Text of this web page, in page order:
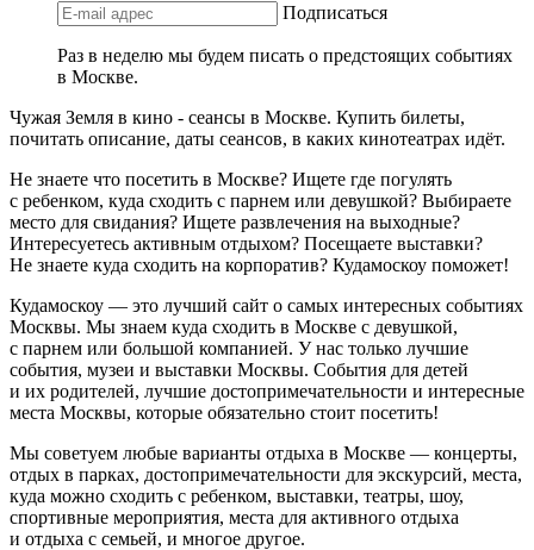
Подписаться
Раз в неделю мы будем писать о предстоящих событиях
в Москве.
Чужая Земля в кино - сеансы в Москве. Купить билеты,
почитать описание, даты сеансов, в каких кинотеатрах идёт.
Не знаете что посетить в Москве? Ищете где погулять
с ребенком, куда сходить с парнем или девушкой? Выбираете
место для свидания? Ищете развлечения на выходные?
Интересуетесь активным отдыхом? Посещаете выставки?
Не знаете куда сходить на корпоратив? Кудамоскоу поможет!
Кудамоскоу — это лучший сайт о самых интересных событиях
Москвы. Мы знаем куда сходить в Москве с девушкой,
с парнем или большой компанией. У нас только лучшие
события, музеи и выставки Москвы. События для детей
и их родителей, лучшие достопримечательности и интересные
места Москвы, которые обязательно стоит посетить!
Мы советуем любые варианты отдыха в Москве — концерты,
отдых в парках, достопримечательности для экскурсий, места,
куда можно сходить с ребенком, выставки, театры, шоу,
спортивные мероприятия, места для активного отдыха
и отдыха с семьей, и многое другое.